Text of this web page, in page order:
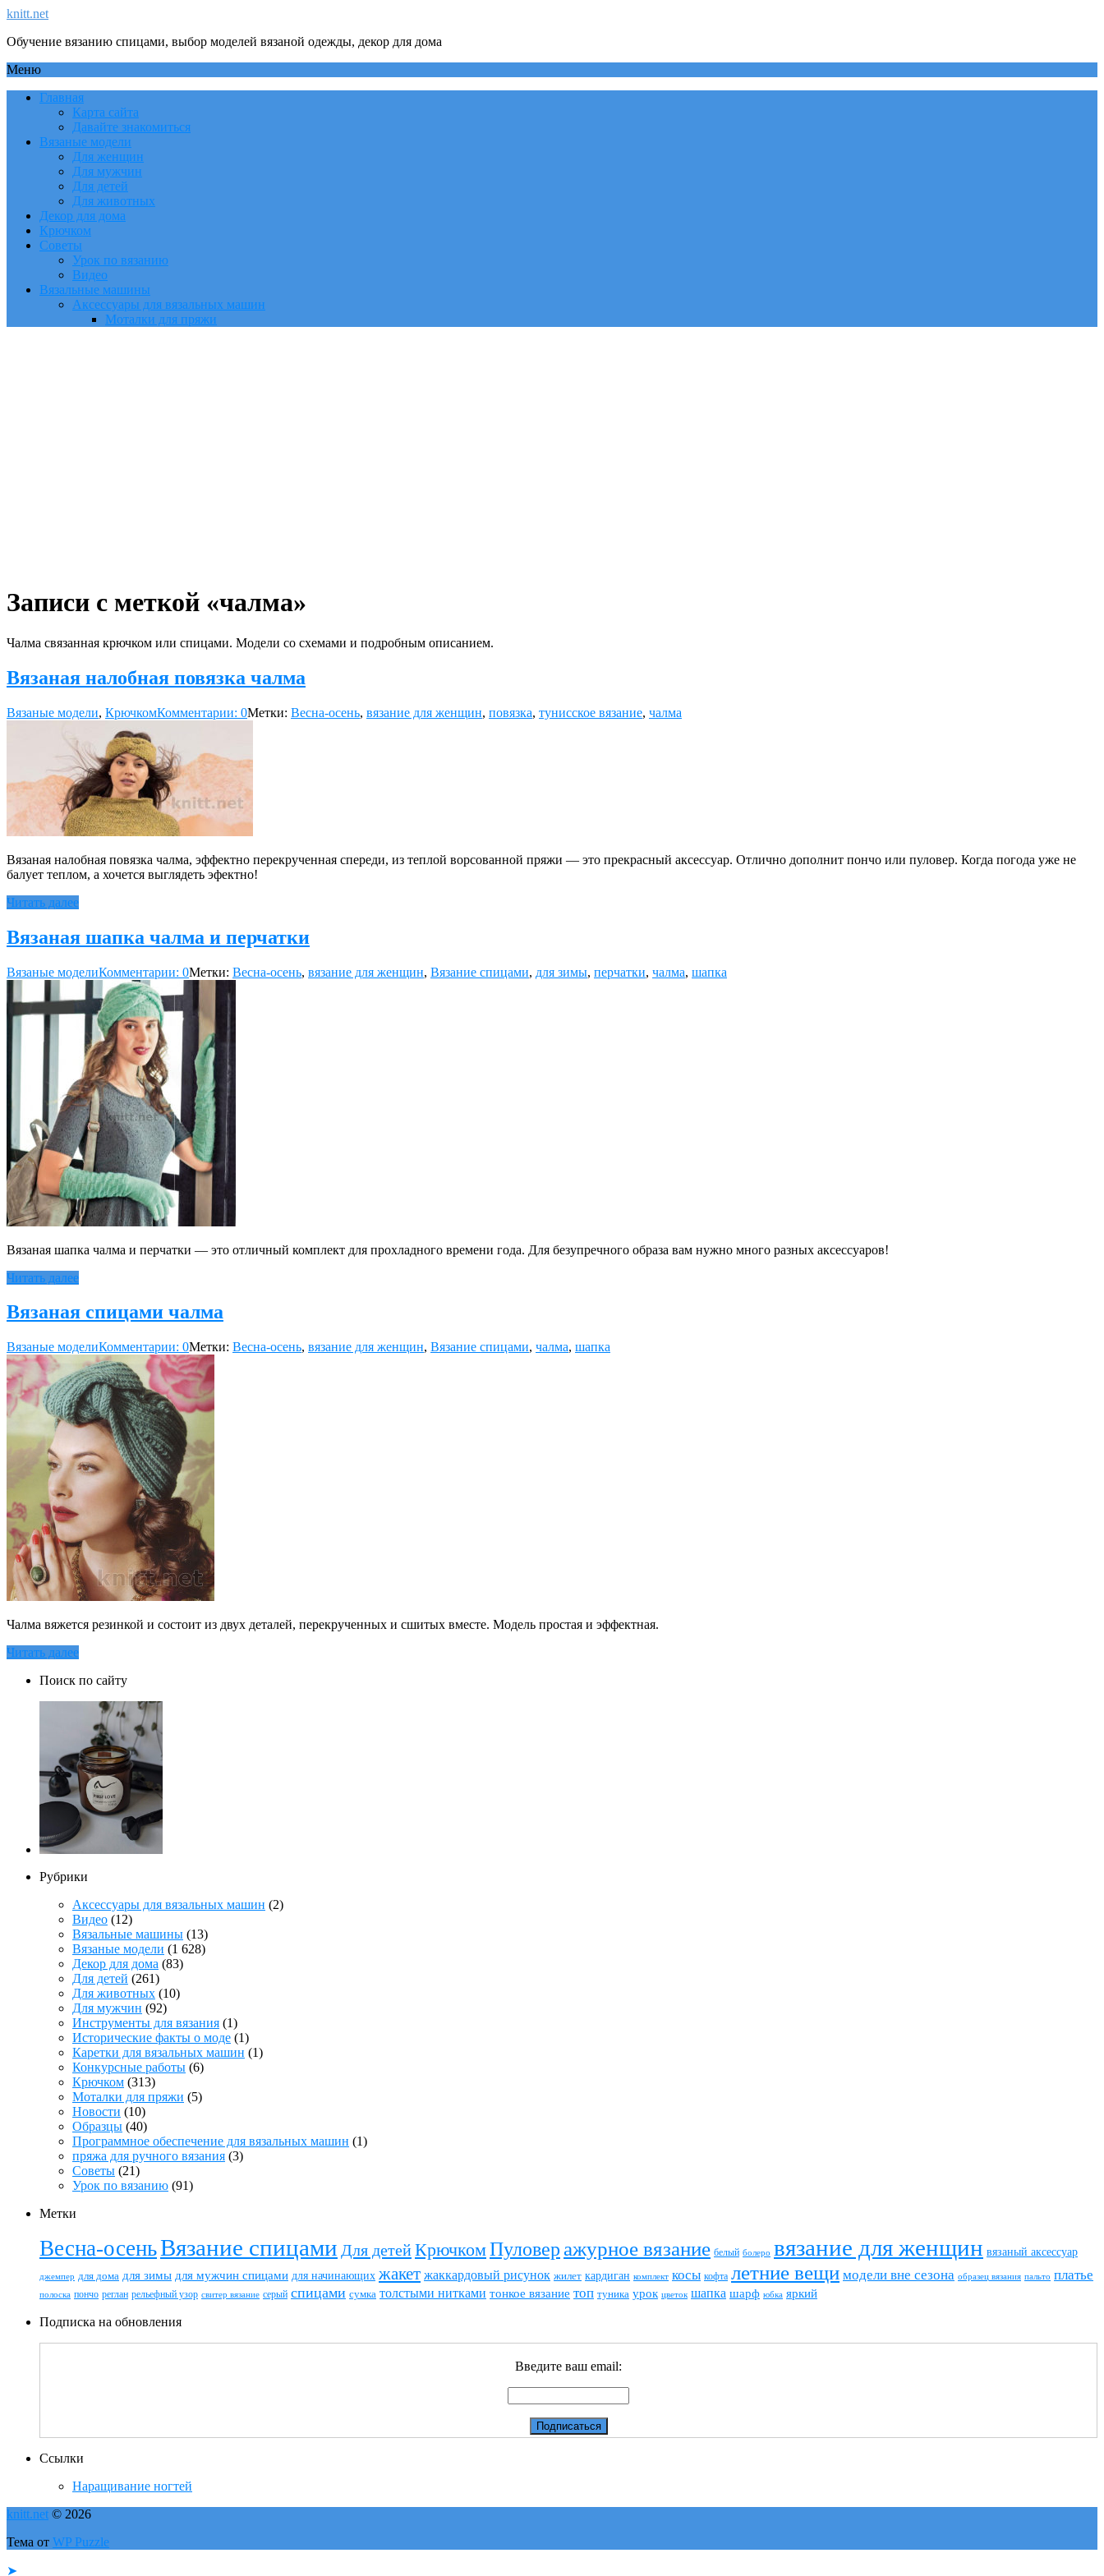
knitt.net
Обучение вязанию спицами, выбор моделей вязаной одежды, декор для дома
Меню
Главная
Карта сайта
Давайте знакомиться
Вязаные модели
Для женщин
Для мужчин
Для детей
Для животных
Декор для дома
Крючком
Советы
Урок по вязанию
Видео
Вязальные машины
Аксессуары для вязальных машин
Моталки для пряжи
Записи с меткой «чалма»
Чалма связанная крючком или спицами. Модели со схемами и подробным описанием.
Вязаная налобная повязка чалма
Вязаные модели, КрючкомКомментарии: 0Метки: Весна-осень, вязание для женщин, повязка, тунисское вязание, чалма
Вязаная налобная повязка чалма, эффектно перекрученная спереди, из теплой ворсованной пряжи — это прекрасный аксессуар. Отлично дополнит пончо или пуловер. Когда погода уже не
балует теплом, а хочется выглядеть эфектно!
Читать далее
Вязаная шапка чалма и перчатки
Вязаные моделиКомментарии: 0Метки: Весна-осень, вязание для женщин, Вязание спицами, для зимы, перчатки, чалма, шапка
Вязаная шапка чалма и перчатки — это отличный комплект для прохладного времени года. Для безупречного образа вам нужно много разных аксессуаров!
Читать далее
Вязаная спицами чалма
Вязаные моделиКомментарии: 0Метки: Весна-осень, вязание для женщин, Вязание спицами, чалма, шапка
Чалма вяжется резинкой и состоит из двух деталей, перекрученных и сшитых вместе. Модель простая и эффектная.
Читать далее
Поиск по сайту
Рубрики
Аксессуары для вязальных машин (2)
Видео (12)
Вязальные машины (13)
Вязаные модели (1 628)
Декор для дома (83)
Для детей (261)
Для животных (10)
Для мужчин (92)
Инструменты для вязания (1)
Исторические факты о моде (1)
Каретки для вязальных машин (1)
Конкурсные работы (6)
Крючком (313)
Моталки для пряжи (5)
Новости (10)
Образцы (40)
Программное обеспечение для вязальных машин (1)
пряжа для ручного вязания (3)
Советы (21)
Урок по вязанию (91)
Метки
Весна-осеньВязание спицами Для детейКрючкомПуловер ажурное вязание белый болеро вязание для женщин вязаный аксессуар
джемпер для дома для зимы для мужчин спицами для начинающих жакет жаккардовый рисунок жилет кардиган комплект косы кофта летние вещи модели вне сезона образец вязания пальто платье
полоска пончо реглан рельефный узор свитер вязание серый спицами сумка толстыми нитками тонкое вязание топ туника урок цветок шапка шарф юбка яркий
Подписка на обновления
Введите ваш email:
Ссылки
Наращивание ногтей
knitt.net © 2026
Тема от WP Puzzle
➤